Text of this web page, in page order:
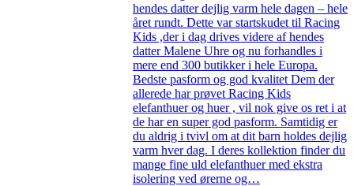
hendes datter dejlig varm hele dagen – hele
året rundt. Dette var startskudet til Racing
Kids ,der i dag drives videre af hendes
datter Malene Uhre og nu forhandles i
mere end 300 butikker i hele Europa.
Bedste pasform og god kvalitet Dem der
allerede har prøvet Racing Kids
elefanthuer og huer , vil nok give os ret i at
de har en super god pasform. Samtidig er
du aldrig i tvivl om at dit barn holdes dejlig
varm hver dag. I deres kollektion finder du
mange fine uld elefanthuer med ekstra
isolering ved ørerne og…